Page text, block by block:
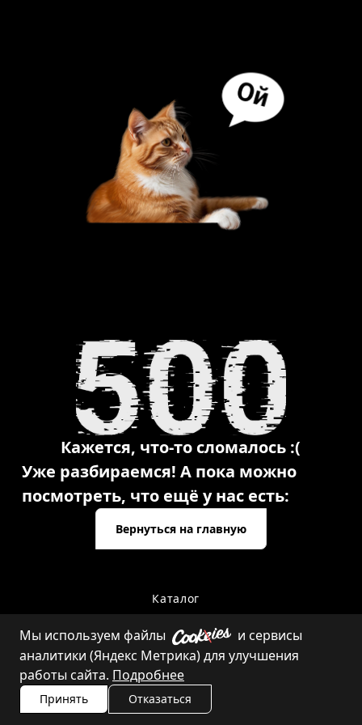
Кажется, что-то сломалось :(
Уже разбираемся! А пока можно
посмотреть, что ещё у нас есть:
Вернуться на главную
Каталог
Контакты
Мы используем файлы
и сервисы
аналитики (Яндекс Метрика) для улучшения
работы сайта. Подробнее
Принять Отказаться